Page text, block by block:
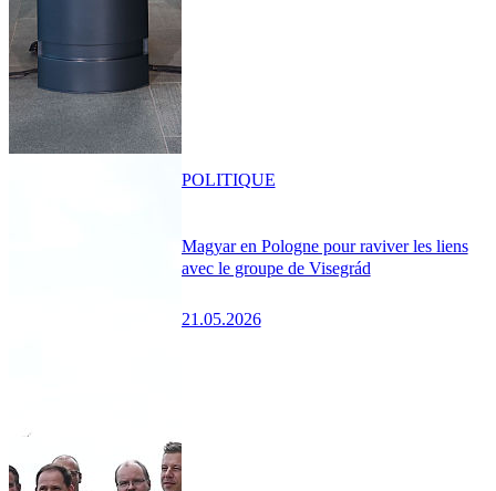
Magyar en Pologne pour raviver les liens
avec le groupe de Visegrád
21.05.2026
POLITIQUE